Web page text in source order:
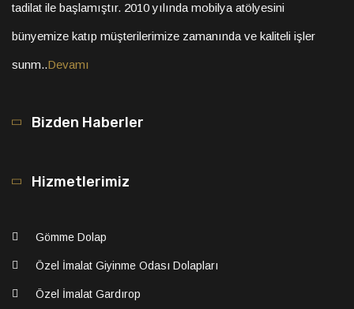
tadilat ile başlamıştır. 2010 yılında mobilya atölyesini
bünyemize katıp müşterilerimize zamanında ve kaliteli işler
sunm..Devamı
Bizden Haberler
Hizmetlerimiz
Gömme Dolap
Özel İmalat Giyinme Odası Dolapları
Özel İmalat Gardırop